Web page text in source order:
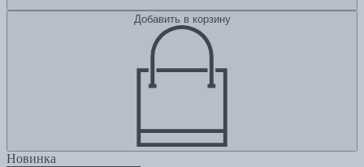
Добавить в корзину
Новинка